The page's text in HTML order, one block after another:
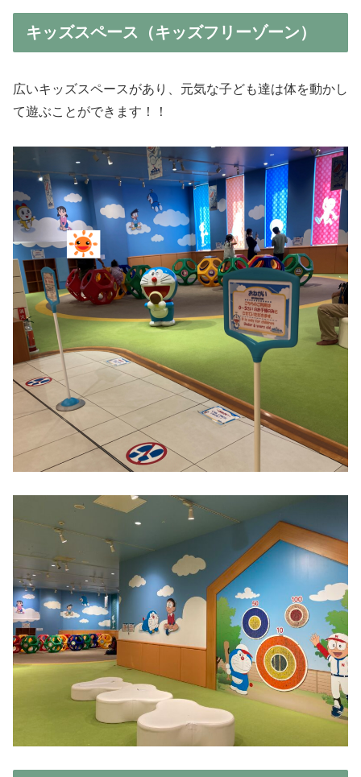
キッズスペース（キッズフリーゾーン）
広いキッズスペースがあり、元気な子ども達は体を動かし
て遊ぶことができます！！